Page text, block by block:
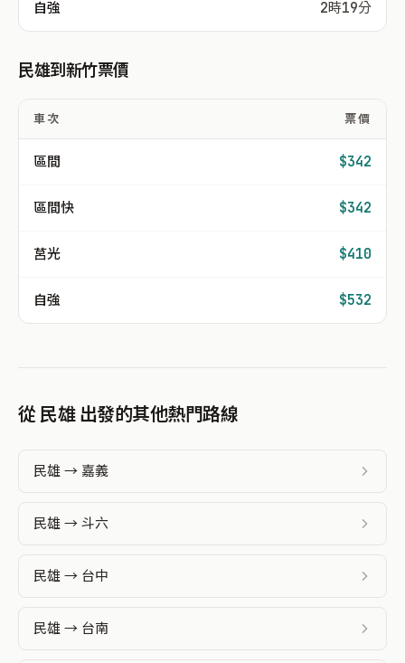
自強 2時19分
民雄到新竹票價
車次 票價
區間 $342
區間快 $342
莒光 $410
自強 $532
從 民雄 出發的其他熱門路線
民雄 → 嘉義
民雄 → 斗六
民雄 → 台中
民雄 → 台南